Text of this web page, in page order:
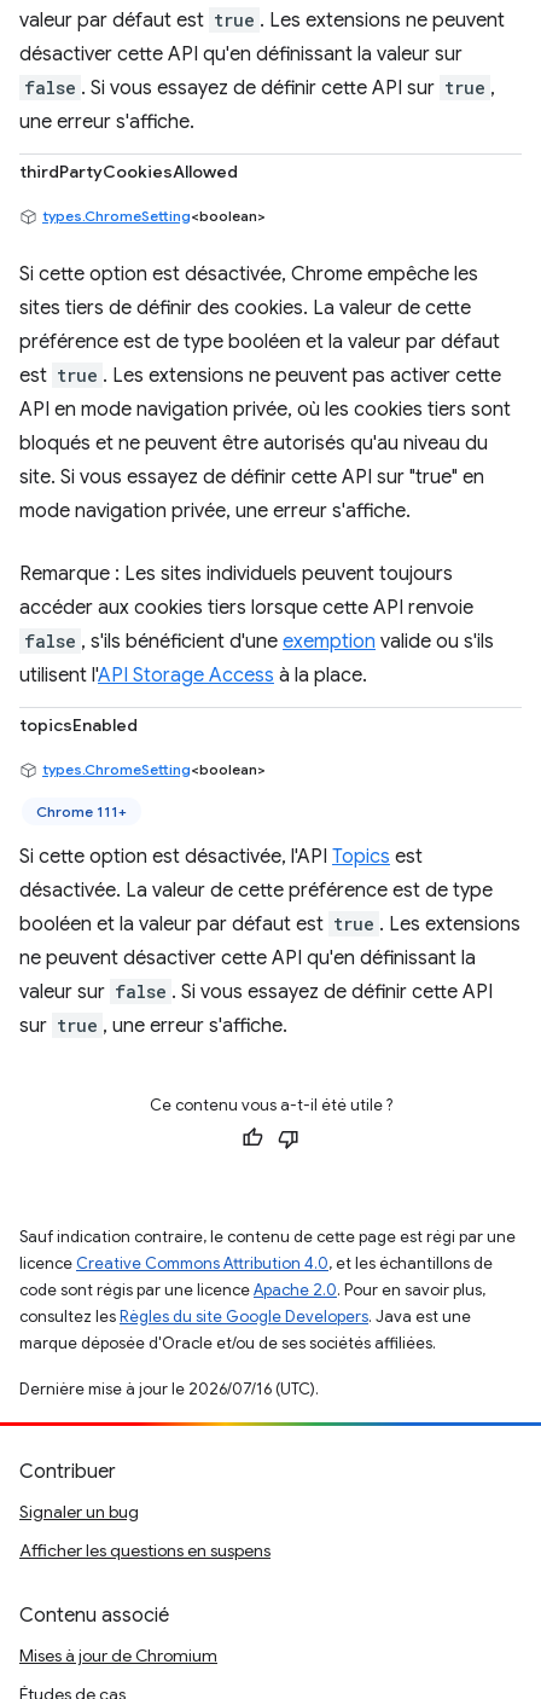
valeur par défaut est true . Les extensions ne peuvent
désactiver cette API qu'en définissant la valeur sur
false . Si vous essayez de définir cette API sur true ,
une erreur s'affiche.
thirdPartyCookiesAllowed
types.ChromeSetting<boolean>
Si cette option est désactivée, Chrome empêche les
sites tiers de définir des cookies. La valeur de cette
préférence est de type booléen et la valeur par défaut
est true . Les extensions ne peuvent pas activer cette
API en mode navigation privée, où les cookies tiers sont
bloqués et ne peuvent être autorisés qu'au niveau du
site. Si vous essayez de définir cette API sur "true" en
mode navigation privée, une erreur s'affiche.
Remarque : Les sites individuels peuvent toujours
accéder aux cookies tiers lorsque cette API renvoie
false , s'ils bénéficient d'une exemption valide ou s'ils
utilisent l'API Storage Access à la place.
topicsEnabled
types.ChromeSetting<boolean>
Chrome 111+
Si cette option est désactivée, l'API Topics est
désactivée. La valeur de cette préférence est de type
booléen et la valeur par défaut est true . Les extensions
ne peuvent désactiver cette API qu'en définissant la
valeur sur false . Si vous essayez de définir cette API
sur true , une erreur s'affiche.
Ce contenu vous a-t-il été utile ?
Sauf indication contraire, le contenu de cette page est régi par une
licence Creative Commons Attribution 4.0, et les échantillons de
code sont régis par une licenceApache 2.0. Pour en savoir plus,
consultez lesRègles du site Google Developers. Java est une
marque déposée d'Oracle et/ou de ses sociétés affiliées.
Dernière mise à jour le 2026/07/16 (UTC).
Contribuer
Signaler un bug
Afficher les questions en suspens
Contenu associé
Mises à jour de Chromium
Études de cas